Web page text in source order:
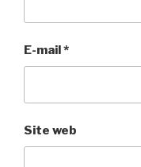
E-mail *
Site web